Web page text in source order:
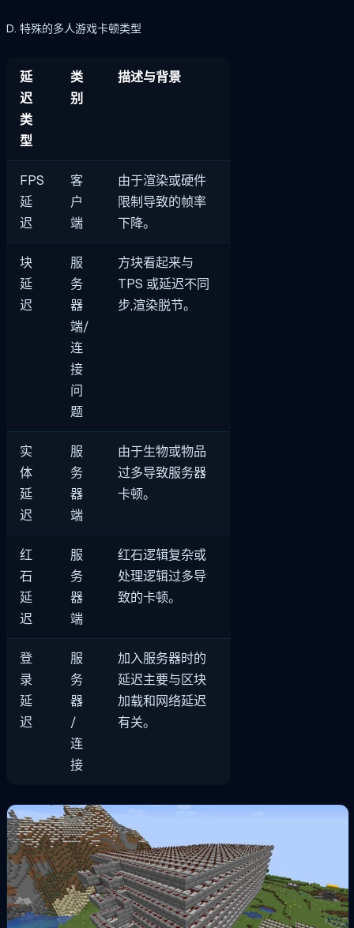
D. 特殊的多人游戏卡顿类型
延
迟
类
型
类
别
描述与背景
FPS
延
迟
客
户
端
由于渲染或硬件
限制导致的帧率
下降。
块
延
迟
服
务
器
端/
连
接
问
题
方块看起来与
TPS 或延迟不同
步,渲染脱节。
实
体
延
迟
服
务
器
端
由于生物或物品
过多导致服务器
卡顿。
红
石
延
迟
服
务
器
端
红石逻辑复杂或
处理逻辑过多导
致的卡顿。
登
录
延
迟
服
务
器
/
连
接
加入服务器时的
延迟主要与区块
加载和网络延迟
有关。